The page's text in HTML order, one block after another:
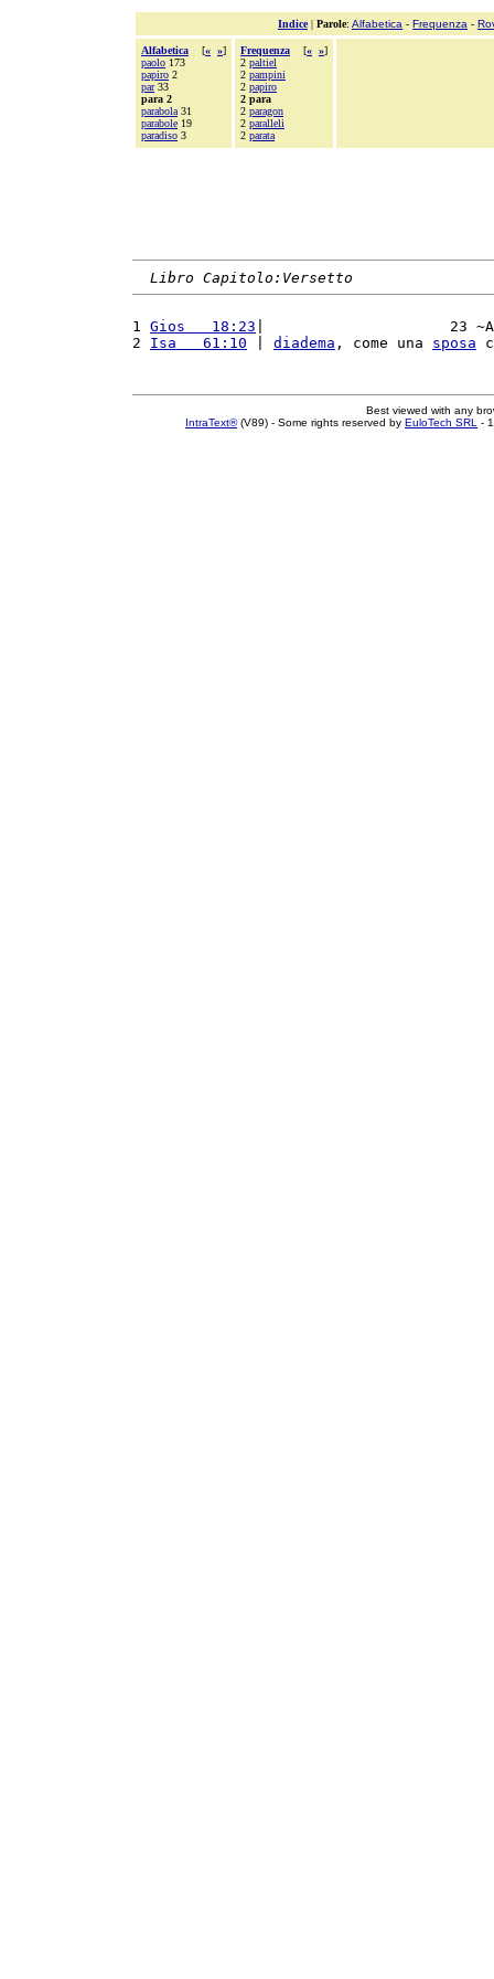
Indice| Parole: Alfabetica - Frequenza -
Alfabetica [« »]
paolo 173
papiro 2
par33
para 2
parabola 31
parabole 19
paradiso 3
Frequenza [« »]
2 paltiel
2 pampini
2 papiro
2 para
2 paragon
2 paralleli
2 parata
Libro Capitolo:Versetto
1 Gios   18:23 |                     23
2 Isa   61:10 diadema , come una sposa
Best viewed with any
IntraText®(V89) - Some rights reserved by EuloTech SRL -